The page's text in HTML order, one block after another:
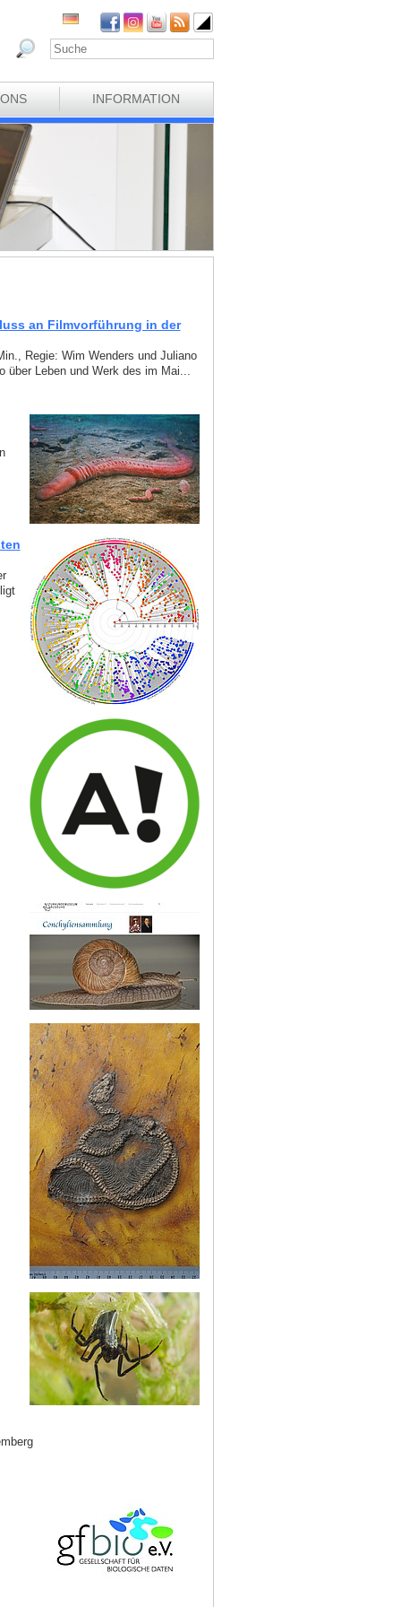
INFORMATION
an Filmvorführung in der
Regie: Wim Wenders und Juliano
über Leben und Werk des im Mai...